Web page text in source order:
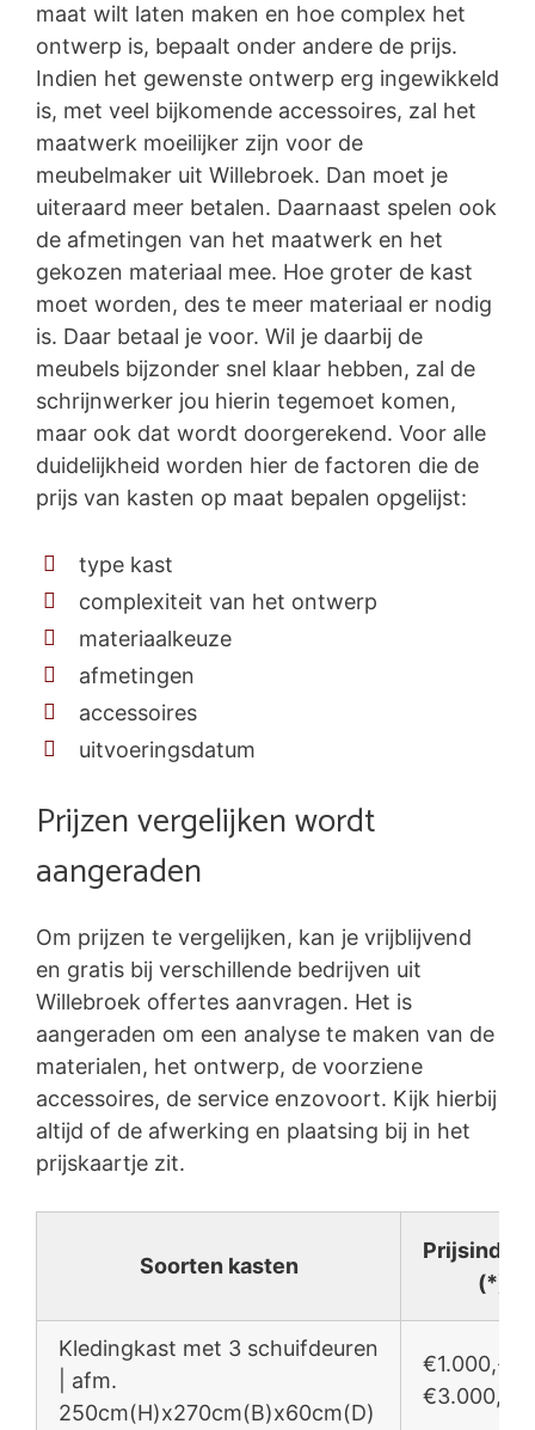
maat wilt laten maken en hoe complex het
ontwerp is, bepaalt onder andere de prijs.
Indien het gewenste ontwerp erg ingewikkeld
is, met veel bijkomende accessoires, zal het
maatwerk moeilijker zijn voor de
meubelmaker uit Willebroek. Dan moet je
uiteraard meer betalen. Daarnaast spelen ook
de afmetingen van het maatwerk en het
gekozen materiaal mee. Hoe groter de kast
moet worden, des te meer materiaal er nodig
is. Daar betaal je voor. Wil je daarbij de
meubels bijzonder snel klaar hebben, zal de
schrijnwerker jou hierin tegemoet komen,
maar ook dat wordt doorgerekend. Voor alle
duidelijkheid worden hier de factoren die de
prijs van kasten op maat bepalen opgelijst:
type kast
complexiteit van het ontwerp
materiaalkeuze
afmetingen
accessoires
uitvoeringsdatum
Prijzen vergelijken wordt
aangeraden
Om prijzen te vergelijken, kan je vrijblijvend
en gratis bij verschillende bedrijven uit
Willebroek offertes aanvragen. Het is
aangeraden om een analyse te maken van de
materialen, het ontwerp, de voorziene
accessoires, de service enzovoort. Kijk hierbij
altijd of de afwerking en plaatsing bij in het
prijskaartje zit.
Soorten kasten
(*)
Kledingkast met 3 schuifdeuren
| afm.
250cm(H)x270cm(B)x60cm(D)
€1.000,- /
€3.000,-